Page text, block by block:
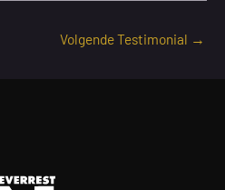
Volgende Testimonial →